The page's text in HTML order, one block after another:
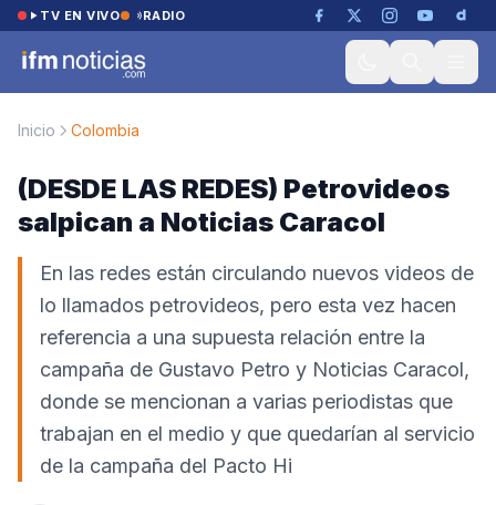
Saltar al contenido
TV EN VIVO RADIO
Inicio Colombia
(DESDE LAS REDES) Petrovideos
salpican a Noticias Caracol
En las redes están circulando nuevos videos de
lo llamados petrovideos, pero esta vez hacen
referencia a una supuesta relación entre la
campaña de Gustavo Petro y Noticias Caracol,
donde se mencionan a varias periodistas que
trabajan en el medio y que quedarían al servicio
de la campaña del Pacto Hi